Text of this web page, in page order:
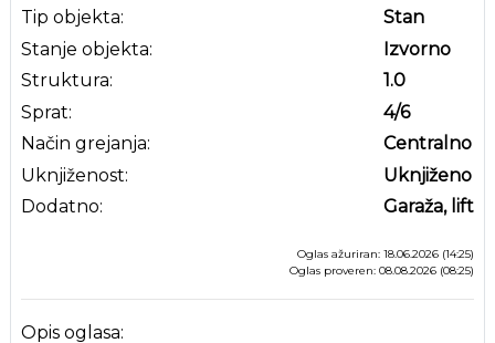
Tip objekta:
Stanje objekta:
Struktura:
Sprat:
Način grejanja:
Uknjiženost:
Dodatno:
Stan
Izvorno
1.0
4/6
Centralno
Uknjiženo
Garaža, lift
Oglas ažuriran: 18.06.2026 (14:25)
Oglas proveren: 08.08.2026 (08:25)
Opis oglasa: